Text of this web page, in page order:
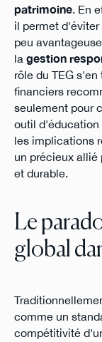
patrimoine. En
il permet
peu
la gestion
rôle du TEG
financiers
seulement pour
outil d'éducation
les implications
un précieux allié
et durable.
Le
global
comme un
compétitivité